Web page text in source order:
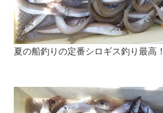
夏の船釣りの定番シロギス釣り最高！